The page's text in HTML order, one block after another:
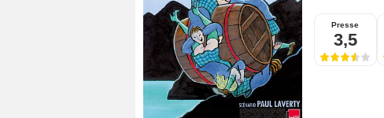
Presse
3,5